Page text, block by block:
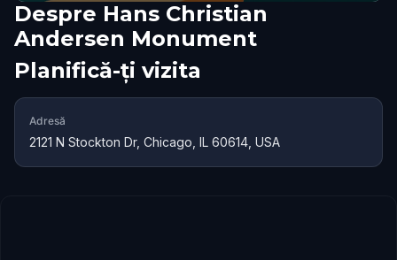
Despre Hans Christian
Andersen Monument
Planifică-ți vizita
Adresă
2121 N Stockton Dr, Chicago, IL 60614, USA